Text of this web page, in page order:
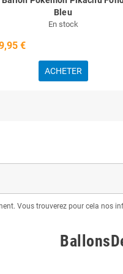
Bleu
En stock
€
ACHETER
Vous trouverez pour cela nos